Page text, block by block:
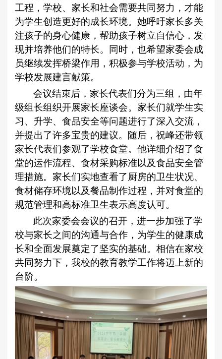
工程，学校、家长和社会需要共同努力，才能
为学生创造更好的成长环境。她呼吁家长多关
注孩子的身心健康，帮助孩子树立自信心，发
现并培养他们的特长。同时，也希望家委会成
员继续发挥桥梁作用，积极参与学校活动，为
学校发展建言献策。
会议结束后，家长代表们分为三组，由年
级组长组织开展家长座谈会。家长们就学生实
习、升学、食品安全等问题进行了深入交流，
并提出了许多宝贵的建议。随后，祝峰还带领
家长代表们参观了学校食堂。他详细介绍了食
堂的运作流程、食材采购标准以及食品安全管
理措施。家长们实地查看了厨房的卫生状况、
食材储存环境以及餐品制作过程，并对食堂的
规范管理和高标准卫生表示高度认可。
此次家委会会议的召开，进一步加强了学
校与家长之间的沟通与合作，为学生的健康成
长和全面发展奠定了坚实的基础。相信在家校
共同努力下，我校的教育教学工作将迈上新的
台阶。